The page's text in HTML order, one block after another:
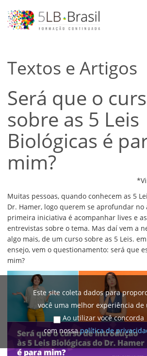
Textos e Artigos
Será que o
sobre as 5 Leis
Biológicas é
mim?
Muitas pessoas, quando conhecem as 5
Dr. Hamer, logo querem se aprofundar no
primeira iniciativa é acompanhar lives e
entrevistas sobre o tema. Mas daí vem a
algo mais, de um curso sobre as 5 Leis.
ensejo, vem o questionamento: será que
mim?
Este site coleta dados para
você uma melhor experiência de
Ao utilizar você concorda
com nossapolítica de